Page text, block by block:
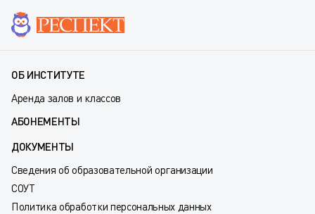
ОБ ИНСТИТУТЕ
Аренда залов и классов
АБОНЕМЕНТЫ
ДОКУМЕНТЫ
Сведения об образовательной организации
СОУТ
Политика обработки персональных данных